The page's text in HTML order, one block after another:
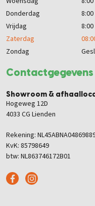
Contactgegevens
Showroom &
Hogeweg 12D
4033 CG Lienden
Rekening:
KvK: 85798649
btw: NL863746172B01
Donderdag
Vrijdag
Zaterdag
Zondag